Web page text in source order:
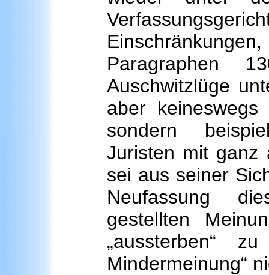
Paragraphen
Auschwitzlüge
aber
sondern
Juristen mit ganz
sei aus seiner
Neufassung
gestellten
„aussterben“
Mindermeinung“